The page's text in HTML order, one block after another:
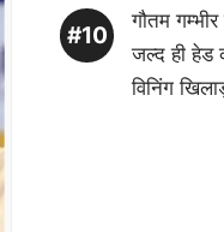
गौतम
जल्द ही हेड
विनिंग